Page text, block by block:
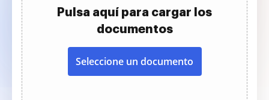
Pulsa aquí para cargar los
documentos
Seleccione un documento